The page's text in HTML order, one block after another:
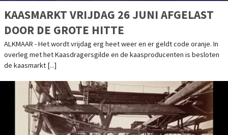
KAASMARKT VRIJDAG 26 JUNI AFGELAST
DOOR DE GROTE HITTE
ALKMAAR - Het wordt vrijdag erg heet weer en er geldt code oranje. In
overleg met het Kaasdragersgilde en de kaasproducenten is besloten
de kaasmarkt [...]